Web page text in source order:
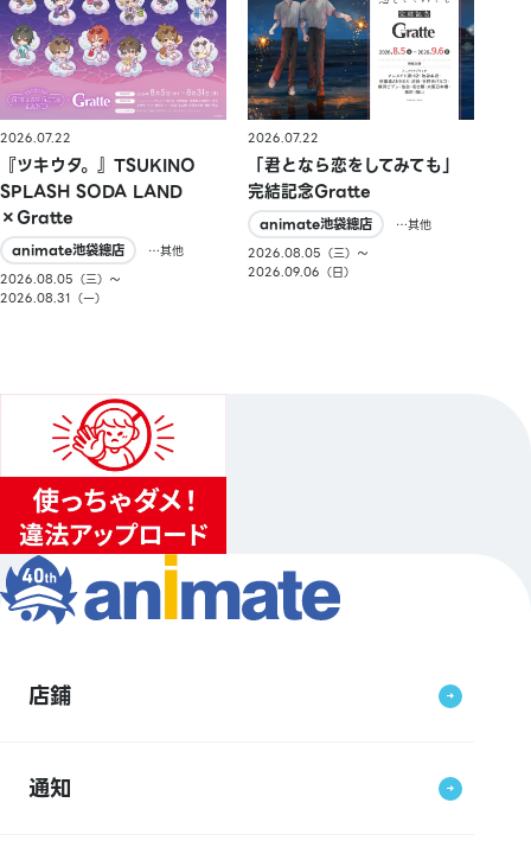
2026.07.22
『ツキウタ。』TSUKINO
SPLASH SODA LAND
×Gratte
animate池袋總店
…其他
2026.08.05（三）〜
2026.08.31（一）
2026.07.22
「君となら恋をしてみても」
完結記念Gratte
animate池袋總店
…其他
2026.08.05（三）〜
2026.09.06（日）
店鋪
通知